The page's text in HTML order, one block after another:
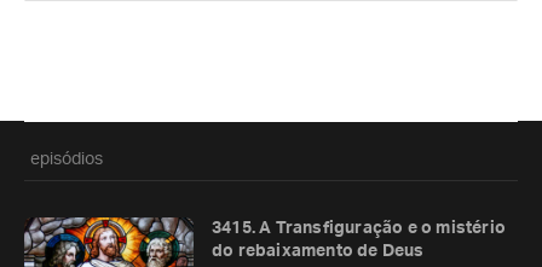
episódios
3415. A Transfiguração e o mistério
do rebaixamento de Deus